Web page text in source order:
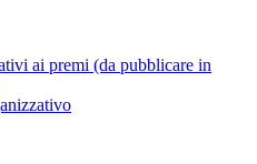
ai premi (da pubblicare in